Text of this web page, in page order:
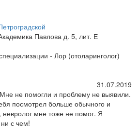
Павлова д. 5, лит. Е
- Лор (отоларинголог)
31.07.2019
не помогли и проблему не выявили.
посмотрел больше обычного и
невролог мне тоже не помог. Я
с чем!